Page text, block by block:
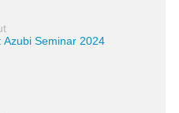
Azubi Seminar 2024